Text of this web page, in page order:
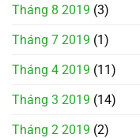
Tháng 8 2019 (3)
Tháng 7 2019 (1)
Tháng 4 2019 (11)
Tháng 3 2019 (14)
Tháng 2 2019 (2)